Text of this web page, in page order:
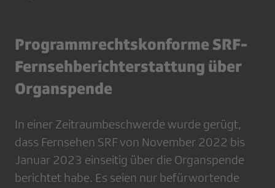
Programmrechtskonforme SRF-
Fernsehberichterstattung über
Organspende
In einer Zeitraumbeschwerde wurde gerügt,
dass Fernsehen SRF von November 2022 bis
Januar 2023 einseitig über die Organspende
berichtet habe. Es seien nur befürwortende